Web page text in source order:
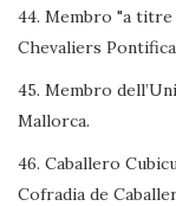
44. Membro "a titre
Chevaliers
45. Membro
Mallorca.
46. Caballero
Cofradia de